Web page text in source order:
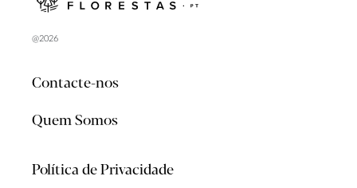
@2026
Contacte-nos
Quem Somos
Política de Privacidade